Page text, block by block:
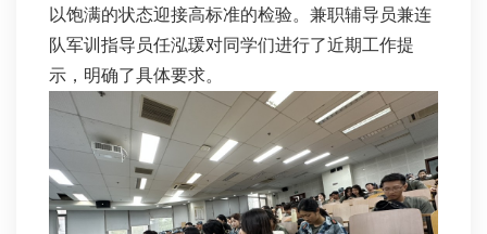
以饱满的状态迎接高标准的检验。兼职辅导员兼连
队军训指导员任泓瑗对同学们进行了近期工作提
示，明确了具体要求。